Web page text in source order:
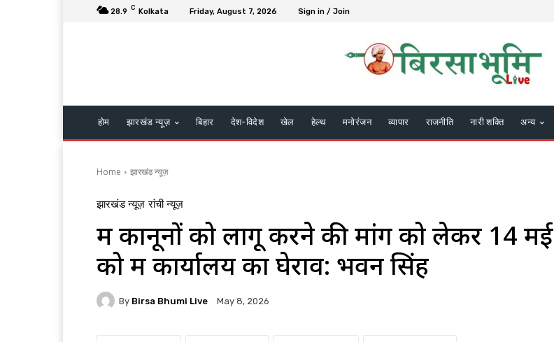
28.9 C Kolkata Friday, August 7, 2026 Sign in / Join
होम झारखंड न्यूज़ बिहार देश-विदेश खेल हेल्थ मनोरंजन व्यापार राजनीति नारी शक्ति अन्य
Home झारखंड न्यूज़
झारखंड न्यूज़ रांची न्यूज़
श्रम कानूनों को लागू करने की मांग को लेकर 14 मई
को श्रम कार्यालय का घेराव: भवन सिंह
By Birsa Bhumi Live May 8, 2026